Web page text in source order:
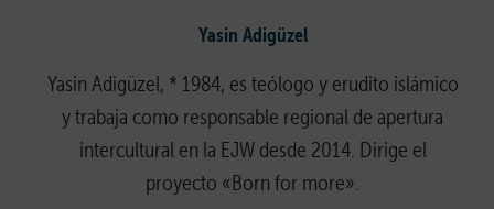
Yasin Adigüzel
Yasin Adigüzel, * 1984, es teólogo y erudito islámico
y trabaja como responsable regional de apertura
intercultural en la EJW desde 2014. Dirige el
proyecto «Born for more».